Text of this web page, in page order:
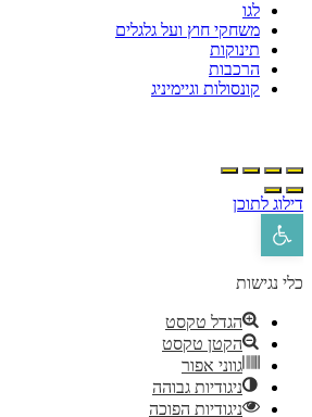
לגו
משחקי חוץ ועל גלגלים
תינוקות
הרכבות
קונסולות וגיימיניג
דילוג לתוכן
פתח סרגל נגישות
כלי נגישות
הגדל טקסט
הקטן טקסט
גווני אפור
ניגודיות גבוהה
ניגודיות הפוכה